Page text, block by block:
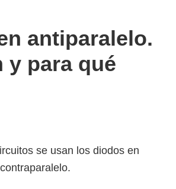
antiparalelo.
y para qué
se usan los diodos en